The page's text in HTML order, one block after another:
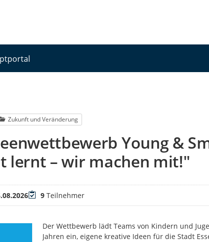
Zukunft und Veränderung
Young &
lernt – wir machen mit!"
Teilnehmer
9Teilnehmer
Der Wettbewerb lädt Teams von Kindern und
Jahren ein, eigene kreative Ideen für die Stadt